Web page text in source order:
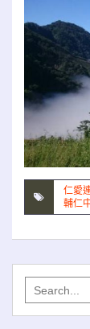
仁愛
輔仁
for: